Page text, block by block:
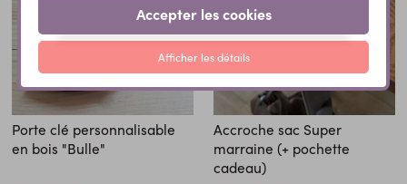
Porte clé personnalisable
en bois "Bulle"
Accroche sac Super
marraine (+ pochette
cadeau)
Accepter les cookies
Afficher les détails